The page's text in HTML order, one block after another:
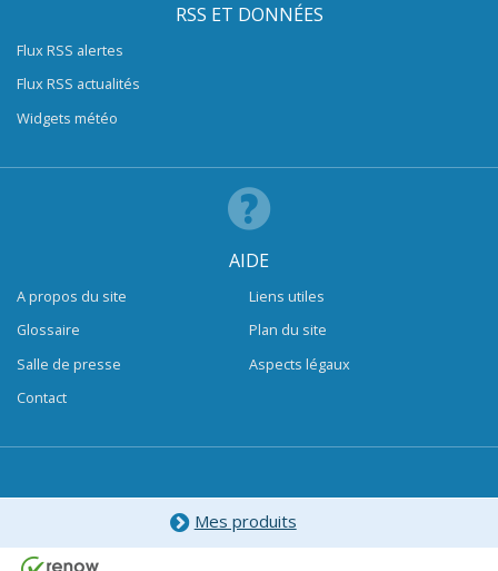
RSS ET DONNÉES
Flux RSS alertes
Flux RSS actualités
Widgets météo
AIDE
A propos du site
Glossaire
Salle de presse
Contact
Liens utiles
Plan du site
Aspects légaux
Mes produits